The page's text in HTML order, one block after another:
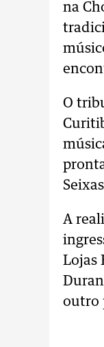
na
O
A
Lojas
outro